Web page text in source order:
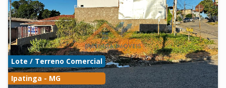
Lote / Terreno Comercial
Ipatinga - MG